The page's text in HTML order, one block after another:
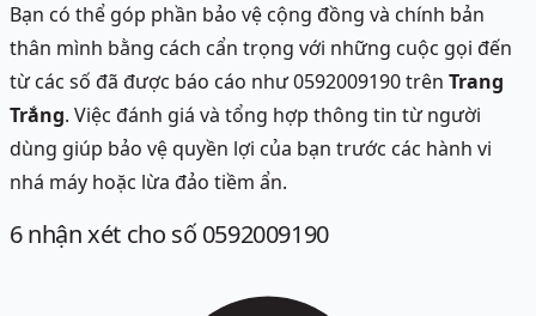
Bạn có thể góp phần bảo vệ cộng đồng và chính bản
thân mình bằng cách cẩn trọng với những cuộc gọi đến
từ các số đã được báo cáo như 0592009190 trên Trang
Trắng. Việc đánh giá và tổng hợp thông tin từ người
dùng giúp bảo vệ quyền lợi của bạn trước các hành vi
nhá máy hoặc lừa đảo tiềm ẩn.
6nhận xét cho số 0592009190